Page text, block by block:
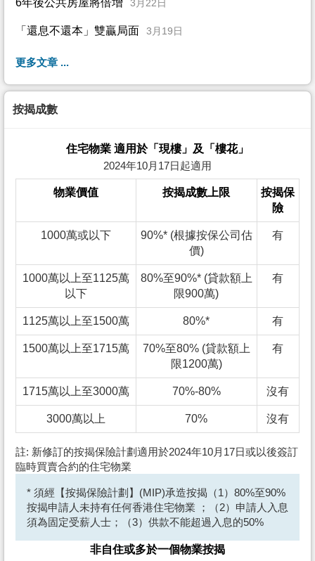
6年後公共房屋將倍增 3月22日
「還息不還本」雙贏局面 3月19日
更多文章 ...
按揭成數
住宅物業 適用於「現樓」及「樓花」
2024年10月17日起適用
物業價值 按揭成數上限
按揭保
險
1000萬或以下
90%* (根據按保公司估
價)
有
1000萬以上至1125萬
以下
80%至90%* (貸款額上
限900萬)
有
1125萬以上至1500萬 80%* 有
1500萬以上至1715萬
70%至80% (貸款額上
限1200萬)
有
1715萬以上至3000萬 70%-80% 沒有
3000萬以上 70% 沒有
註: 新修訂的按揭保險計劃適用於2024年10月17日或以後簽訂
臨時買賣合約的住宅物業
* 須經【按揭保險計劃】(MIP)承造按揭（1）80%至90%
按揭申請人未持有任何香港住宅物業 ；（2）申請人入息
須為固定受薪人士；（3）供款不能超過入息的50%
非自住或多於一個物業按揭